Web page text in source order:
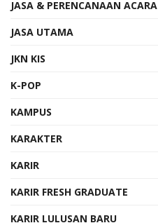
JASA & PERENCANAAN ACARA
JASA UTAMA
JKN KIS
K-POP
KAMPUS
KARAKTER
KARIR
KARIR FRESH GRADUATE
KARIR LULUSAN BARU